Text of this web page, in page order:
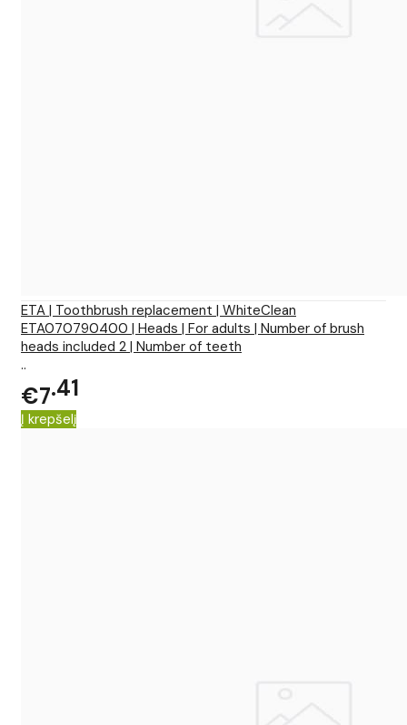
ETA | Toothbrush replacement | WhiteClean
ETA070790400 | Heads | For adults | Number of brush
heads included 2 | Number of teeth
..
€7 41
Į krepšelį